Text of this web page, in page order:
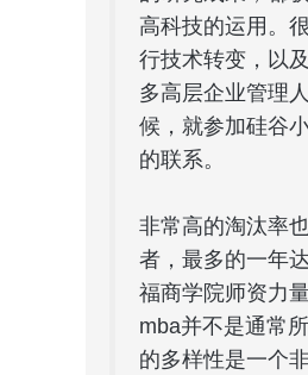
高科技的运用。
行技术转变，以
多高层企业管理
候，就参加硅谷
的联系。
非常高的淘汰率
者，最多的一年
福商学院师资力
mba并不是通常
的多样性是一个